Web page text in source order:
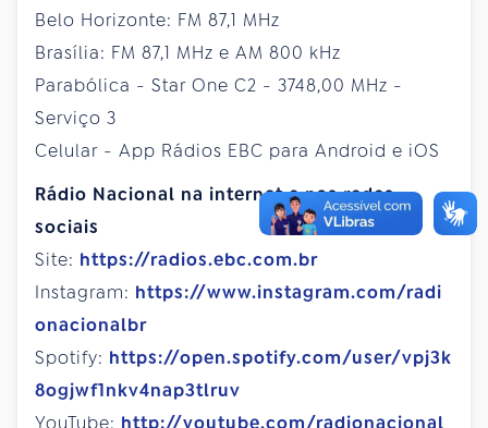
Belo Horizonte: FM 87,1 MHz
Brasília: FM 87,1 MHz e AM 800 kHz
Parabólica - Star One C2 - 3748,00 MHz -
Serviço 3
Celular - App Rádios EBC para Android e iOS
Rádio Nacional na internet e nas redes
sociais
Site: https://radios.ebc.com.br
Instagram: https://www.instagram.com/radi
onacionalbr
Spotify: https://open.spotify.com/user/vpj3k
8ogjwf1nkv4nap3tlruv
YouTube: http://youtube.com/radionacional